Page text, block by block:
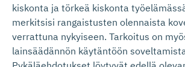
kiskonta ja törkeä kiskonta
merkitsisi rangaistusten olennaista
verrattuna nykyiseen. Tarkoitus on
lainsäädännön käytäntöön